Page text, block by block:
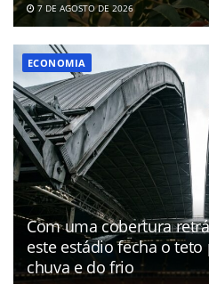
7 DE AGOSTO DE 2026
ECONOMIA
Com uma cobertura
este estádio fecha o
chuva e do frio